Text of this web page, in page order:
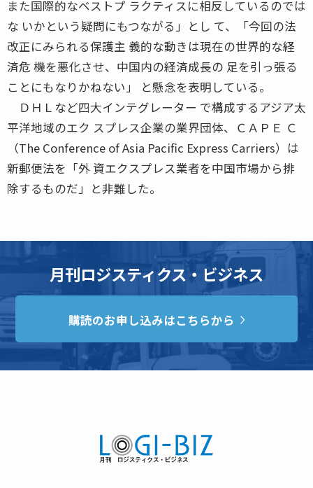
また国際的なベストプ ラクティスに相反しているのでは
な いかという疑問にもつながる」とし て、「今回の法
改正にみられる保護主 義的な動きは現在の世界的な経
済危 機を悪化させ、中国内の経済成長の 足を引っ張る
ことにもなりかねない」 と懸念を表明している。
ＤＨＬなど四大インテグレーター で構成するアジア太
平洋地域のエク スプレス企業の業界団体、ＣＡＰＥ Ｃ
（The Conference of Asia Pacific Express Carriers）は
新郵便法を「外 資エクスプレス業者を中国市場から排
除するものだ」と非難した。
月刊ロジスティクス・ビジネス
購読のお申し込みはこちらから